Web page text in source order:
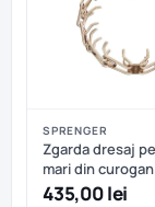
SPRENGER
Zgarda dresaj
mari din
Sprenger – 63 cm
435,00 lei